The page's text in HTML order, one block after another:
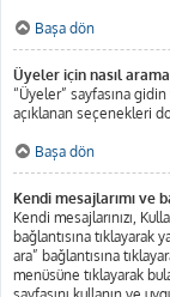
Başa dön
Üyeler için nasıl
“Üyeler” sayfasına gidin
açıklanan seçenekleri
Başa dön
Kendi mesajlarımı ve
Kendi mesajlarınızı,
bağlantısına tıklayarak
ara” bağlantısına
menüsüne tıklayarak